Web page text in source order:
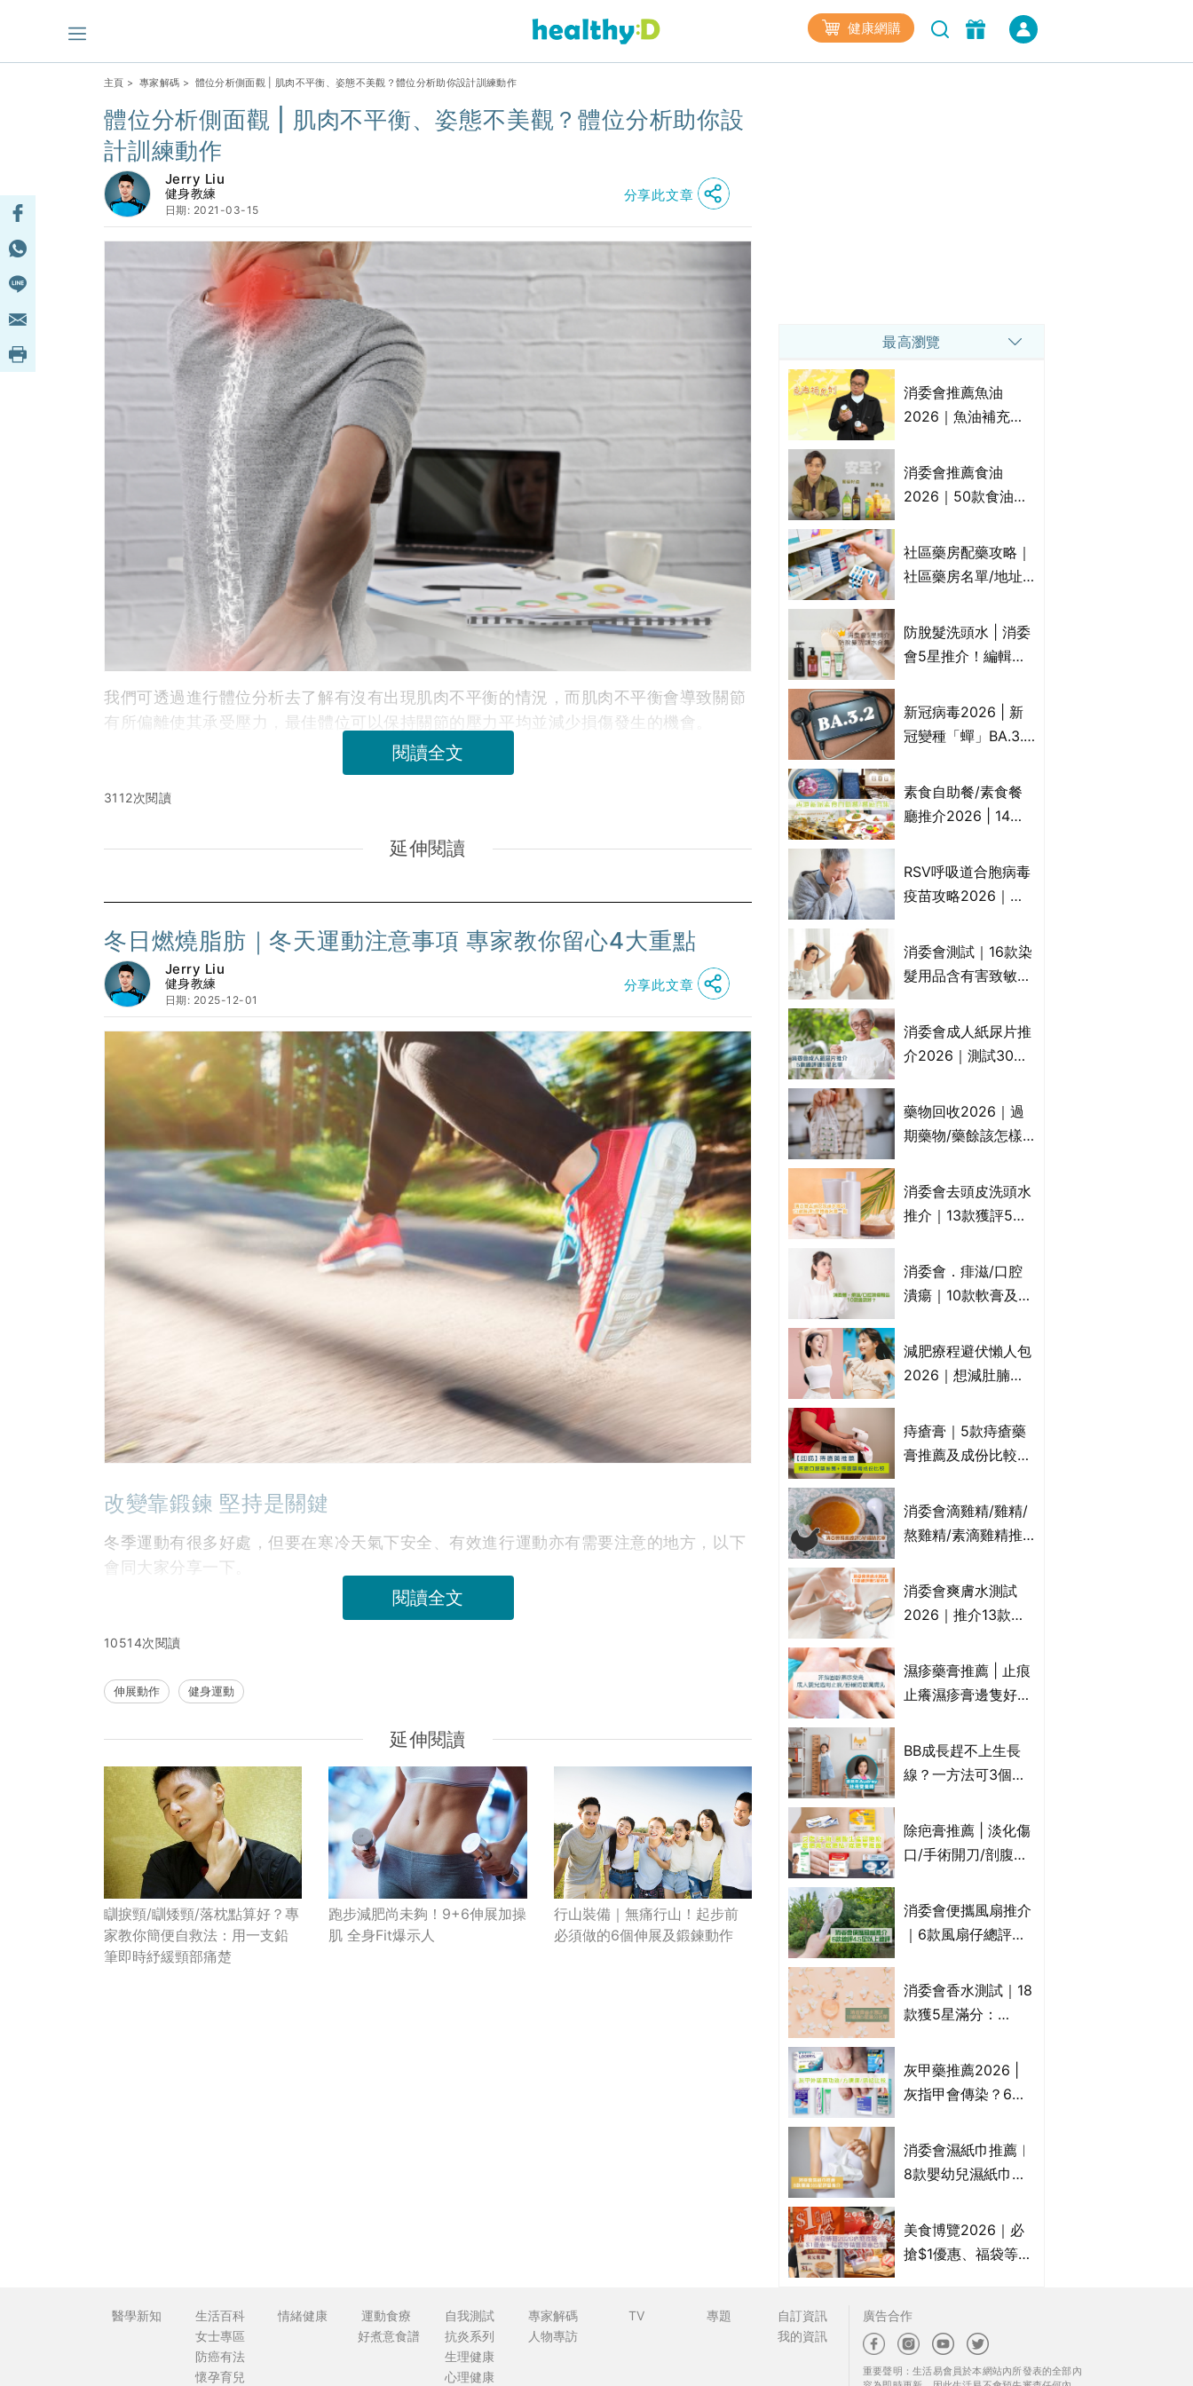
健康網購
主頁 > 專家解碼 > 體位分析側面觀 | 肌肉不平衡、姿態不美觀？體位分析助你設計訓練動作
體位分析側面觀 | 肌肉不平衡、姿態不美觀？體位分析助你設
計訓練動作
Jerry Liu
健身教練
日期: 2021-03-15
分享此文章
我們可透過進行體位分析去了解有沒有出現肌肉不平衡的情況，而肌肉不平衡會導致關節
有所偏離使其承受壓力，最佳體位可以保持關節的壓力平均並減少損傷發生的機會。
閱讀全文
3112次閱讀
延伸閱讀
冬日燃燒脂肪｜冬天運動注意事項 專家教你留心4大重點
Jerry Liu
健身教練
日期: 2025-12-01
分享此文章
改變靠鍛鍊 堅持是關鍵
冬季運動有很多好處，但要在寒冷天氣下安全、有效進行運動亦有需要注意的地方，以下
會同大家分享一下。
閱讀全文
10514次閱讀
伸展動作 健身運動
延伸閱讀
瞓捩頸/瞓矮頸/落枕點算好？專
家教你簡便自救法：用一支鉛
筆即時紓緩頸部痛楚
跑步減肥尚未夠！9+6伸展加操
肌 全身Fit爆示人
行山裝備｜無痛行山！起步前
必須做的6個伸展及鍛鍊動作
最高瀏覽
消委會推薦魚油
2026｜魚油補充劑
名單｜附1款國際魚
油標準5星認證 針對
消委會推薦食油
2026｜50款食油評
物｜21款健康煮食油
總評達5星滿分名單
花籽油/花生油等)
社區藥房配藥攻略｜
社區藥房名單/地址/
法一覽表｜社區藥房
是甚麼？可以申請藥
防脫髮洗頭水 | 消委
會5星推介！編輯加
比較：位元堂、呂、
PANTOGAR、純素
新冠病毒2026 | 新
冠變種「蟬」BA.3.2
播、風險與預防方法
一文睇
素食自助餐/素食餐
廳推介2026 | 14間
中式/印度/東南亞/港
式/Fusion素食齋菜
RSV呼吸道合胞病毒
疫苗攻略2026｜
高危？RSV疫苗價錢
比較、打針後反應處
消委會測試｜16款染
髮用品含有害致敏物
介!50惠、Return回
本、Furnte、Rerise
消委會成人紙尿片推
介2026｜測試30款
滲墊防漏表現/回滲/
化學物質檢測等｜5
藥物回收2026｜過
期藥物/藥餘該怎樣
地點一覽｜屈臣氏、
萬寧、首衛、綠領行
消委會去頭皮洗頭水
推介｜13款獲評5星
KLORANE、沙宣、
呂、LUX等上榜｜4
消委會．痱滋/口腔
潰瘍｜10款軟膏及啫
屬處方藥物？有哪些
受關注成分？｜必知
減肥療程避伏懶人包
2026｜想減肚腩但
VS不良黑店5大手法
對比｜SLIMTONE減
痔瘡膏｜5款痔瘡藥
膏推薦及成份比較
有效紓緩痔瘡疼痛痕
癢｜附痔瘡成因及病
消委會滴雞精/雞精/
熬雞精/素滴雞精推
款含致癌物 9款總評
達5星滿分名單 屈臣
消委會爽膚水測試
2026｜推介13款總
Cetaphil、The
Ordinary、
濕疹藥膏推薦 | 止痕
止癢濕疹膏邊隻好？
膏/濕疹膏 嬰兒BB濕
疹皮膚適用！紓緩防
一覽)
BB成長趕不上生長
線？一方法可3個月
懂得把握1歲起「長
高黃金期」
除疤膏推薦 | 淡化傷
口/手術開刀/剖腹生
藥膏/除疤筆/除疤貼
比較（消委會教揀選
消委會便攜風扇推介
｜6款風扇仔總評達
品 MUJI、
Francfranc、
消委會香水測試｜18
款獲5星滿分：
ARMANI、Marks &
Spencer、CHANEL
灰甲藥推薦2026 |
灰指甲會傳染？6款
膏/抗甲癬油劑的功
效/價格比較：羅霉
消委會濕紙巾推薦︱
8款嬰幼兒濕紙巾獲
屈臣氏watsons、強
生Johnson's等｜測
美食博覽2026｜必
搶$1優惠、福袋等精
情｜持續更新
醫學新知
生活百科
女士專區
防癌有法
懷孕育兒
情緒健康
運動食療
好煮意食譜
自我測試
抗炎系列
生理健康
心理健康
專家解碼
人物專訪
TV 專題
自訂資訊
我的資訊
廣告合作
重要聲明：生活易會員於本網站內所發表的全部內